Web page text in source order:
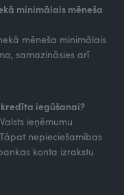
minimālais mēneša
mēneša minimālais
samazināsies arī
iegūšanai?
ieņēmumu
nepieciešamības
konta izrakstu